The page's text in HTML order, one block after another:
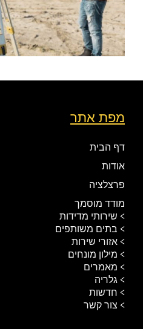
מפת אתר
דף הבית
אודות
פרצלציה
מודד מוסמך
> שירותי מדידות
> בתים משותפים
> אזורי שירות
> מילון מונחים
> מאמרים
> גלריה
> חדשות
> צור קשר